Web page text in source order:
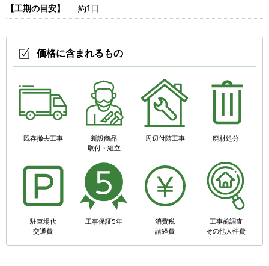
【工期の目安】
約1日
価格に含まれるもの
既存撤去工事
新設商品
取付・組立
周辺付随工事 廃材処分
駐車場代
交通費
工事保証5年
消費税
諸経費
工事前調査
その他人件費